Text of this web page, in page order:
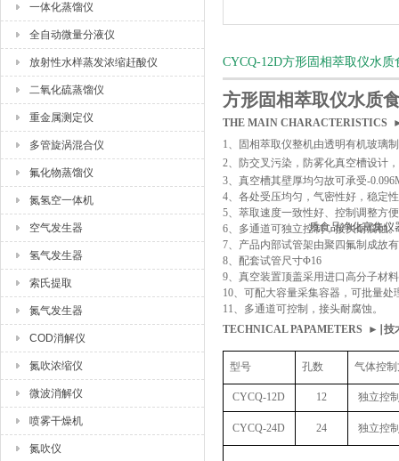
一体化蒸馏仪
全自动微量分液仪
放射性水样蒸发浓缩赶酸仪
二氧化硫蒸馏仪
重金属测定仪
多管旋涡混合仪
氟化物蒸馏仪
氮氢空一体机
空气发生器
氢气发生器
索氏提取
氮气发生器
COD消解仪
氮吹浓缩仪
微波消解仪
喷雾干燥机
氮吹仪
CYCQ-12D方形固相萃取仪水
方形固相萃取仪水质
THE MAIN CHARACTERISTICS
1、
固相萃取仪整机由透明有机玻璃
2、
防交叉污染，防雾化真空槽设计
3、 真空槽其壁厚均匀故可承受-
4、 各处受压均匀，气密性好，稳定
5、 萃取速度一致性好、控制调整方
6、 多通道可独立控制，接头耐腐蚀。
7、 产品内部试管架由聚四氟制成故
8、 配套试管尺寸Φ16
9、 真空装置顶盖采用进口高分子材
10、可配大容量采集容器，可批量
11、 多通道可控制，接头耐腐蚀。
TECHNICAL PAPAMETERS ►∣技
型号 孔数 气体控
CYCQ-12D 12 独立控
CYCQ-24D 24 独立控